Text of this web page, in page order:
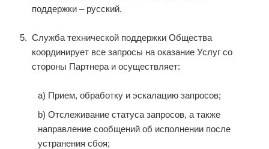
поддержки – русский.
Служба технической поддержки Общества
координирует все запросы на оказание Услуг со
стороны Партнера и осуществляет:
a) Прием, обработку и эскалацию запросов;
b) Отслеживание статуса запросов, а также
направление сообщений об исполнении после
устранения сбоя;